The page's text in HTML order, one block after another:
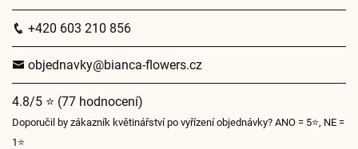
+420 603 210 856
objednavky@bianca-flowers.cz
4.8/5 ⭐ (77 hodnocení)
Doporučil by zákazník květinářství po vyřízení objednávky? ANO = 5⭐, NE =
1⭐